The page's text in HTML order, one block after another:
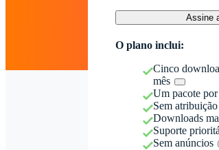
Assine
O plano inclui:
Cinco
mês
Um pacote por
Sem atribuição
Downloads
Suporte
Sem anúncios